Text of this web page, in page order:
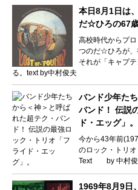
本日8月1日は
だ☆ひろの67歳
高校時代からプ
つのだ☆ひろが、
それが「キャプ
る。text by中村俊夫
バンド少年た
バンド！ 伝説
ド・エッグ」。
今から43年前
のロック・トリオ
Text by 中村俊
1969年8月9日